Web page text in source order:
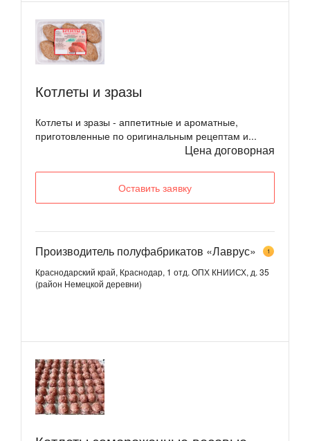
Котлеты и зразы
Котлеты и зразы - аппетитные и ароматные,
приготовленные по оригинальным рецептам и...
Цена договорная
Оставить заявку
Производитель полуфабрикатов «Лаврус» 1
Краснодарский край, Краснодар, 1 отд. ОПХ КНИИСХ, д. 35
(район Немецкой деревни)